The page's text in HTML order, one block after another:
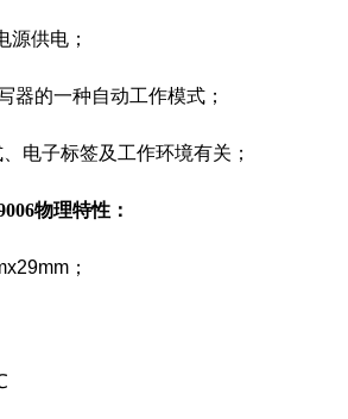
源供电；
的一种自动工作模式；
电子标签及工作环境有关；
物理特性 ：
；